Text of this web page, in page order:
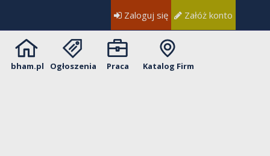
Zaloguj się Załóż konto
bham.pl Ogłoszenia Praca Katalog Firm